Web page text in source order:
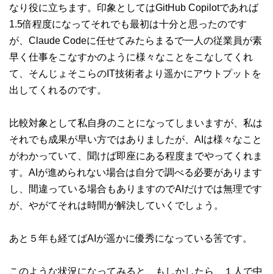
なり役に立ちます。印象としてはGitHub Copilotであれば
1.5倍程度になってそれでも最初は十分と思ったのです
が、Claude Codeに任せてみたらまるで一人の従業員が素
早く仕事をこなすかのように様々なことをこなしてくれ
て、そんじょそこらのIT技術者より遥かにアウトプットを
出してくれるのです。
比較対象として私自身のことになってしまいますが、私は
それでも成果が早い方ではありましたが、AIは様々なこと
がわかっていて、聞けば即座にある程度までやってくれま
す。AIが進められない場合は自分で調べる必要があります
し、間違っている場合もありますのでAIだけでは無理です
が、やがてそれは時間が解決していくでしょう。
あと５年も経てばAIが遥かに優秀になっている筈です。
このような状況になってみると、もしかしたら、１人で中